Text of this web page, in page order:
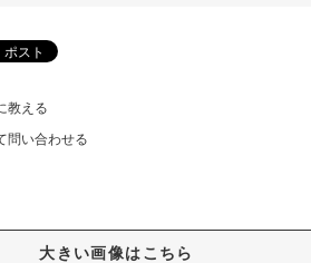
教える
問い合わせる
大きい画像はこちら